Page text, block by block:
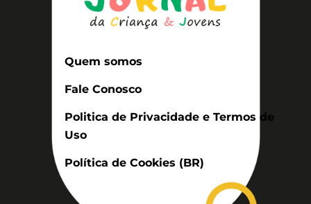
Quem somos
Fale Conosco
Politica de Privacidade e Termos de
Uso
Política de Cookies (BR)